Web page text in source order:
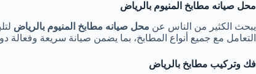
محل صيانه مطابخ المنيوم بالرياض
يبحث الكثير من الناس عن محل صيانه مطابخ المنيوم بالرياض
التعامل مع جميع أنواع المطابخ، بما يضمن صيانة سريعة
فك وتركيب مطابخ بالرياض